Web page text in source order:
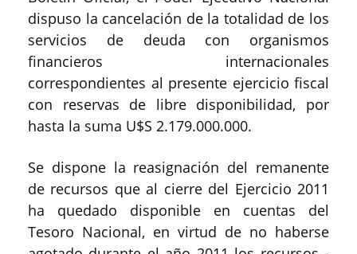
dispuso la cancelación de la totalidad de los
servicios de deuda con organismos
financieros internacionales
correspondientes al presente ejercicio fiscal
con reservas de libre disponibilidad, por
hasta la suma U$S 2.179.000.000.
Se dispone la reasignación del remanente
de recursos que al cierre del Ejercicio 2011
ha quedado disponible en cuentas del
Tesoro Nacional, en virtud de no haberse